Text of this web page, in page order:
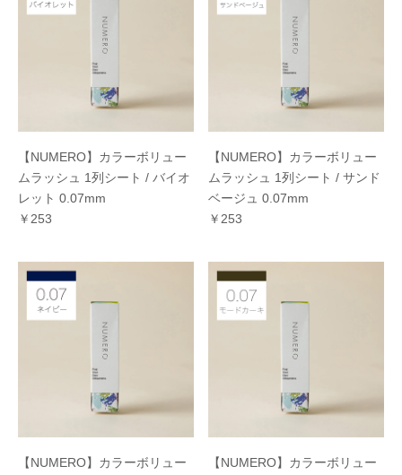
【NUMERO】カラーボリュー
ムラッシュ 1列シート / バイオ
レット 0.07mm
￥253
【NUMERO】カラーボリュー
ムラッシュ 1列シート / サンド
ベージュ 0.07mm
￥253
【NUMERO】カラーボリュー
【NUMERO】カラーボリュー